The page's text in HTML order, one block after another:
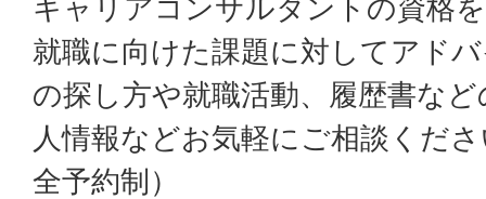
キャリアコンサルタントの資格
就職に向けた課題に対してアド
の探し方や就職活動、履歴書な
人情報などお気軽にご相談くだ
全予約制）